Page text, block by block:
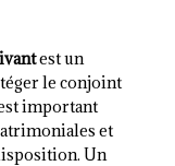
est un
le conjoint
important
et
Un